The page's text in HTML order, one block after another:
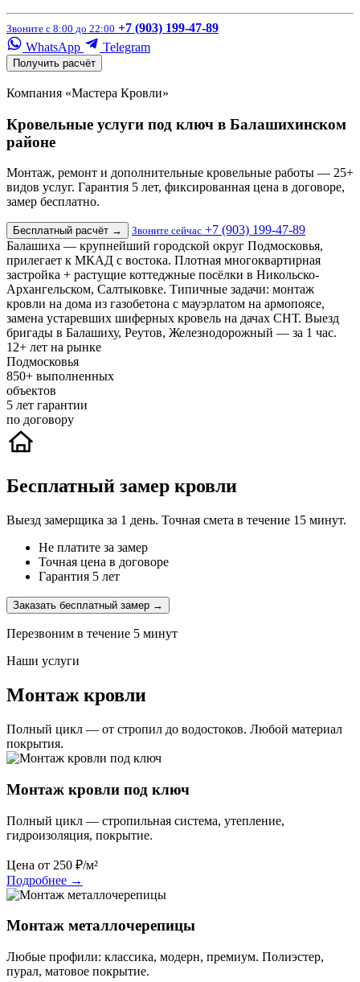
Звоните с 8:00 до 22:00 +7 (903) 199-47-89
WhatsApp
Telegram
Получить расчёт
Компания «Мастера Кровли»
Кровельные услуги под ключ в Балашихинском
районе
Монтаж, ремонт и дополнительные кровельные работы — 25+
видов услуг. Гарантия 5 лет, фиксированная цена в договоре,
замер бесплатно.
Бесплатный расчёт → Звоните сейчас +7 (903) 199-47-89
Балашиха — крупнейший городской округ Подмосковья,
прилегает к МКАД с востока. Плотная многоквартирная
застройка + растущие коттеджные посёлки в Никольско-
Архангельском, Салтыковке. Типичные задачи: монтаж
кровли на дома из газобетона с мауэрлатом на армопоясе,
замена устаревших шиферных кровель на дачах СНТ. Выезд
бригады в Балашиху, Реутов, Железнодорожный — за 1 час.
12+ лет на рынке
Подмосковья
850+ выполненных
объектов
5 лет гарантии
по договору
Бесплатный замер кровли
Выезд замерщика за 1 день. Точная смета в течение 15 минут.
Не платите за замер
Точная цена в договоре
Гарантия 5 лет
Заказать бесплатный замер →
Перезвоним в течение 5 минут
Наши услуги
Монтаж кровли
Полный цикл — от стропил до водостоков. Любой материал
покрытия.
Монтаж кровли под ключ
Полный цикл — стропильная система, утепление,
гидроизоляция, покрытие.
Цена от 250 ₽/м²
Подробнее →
Монтаж металлочерепицы
Любые профили: классика, модерн, премиум. Полиэстер,
пурал, матовое покрытие.